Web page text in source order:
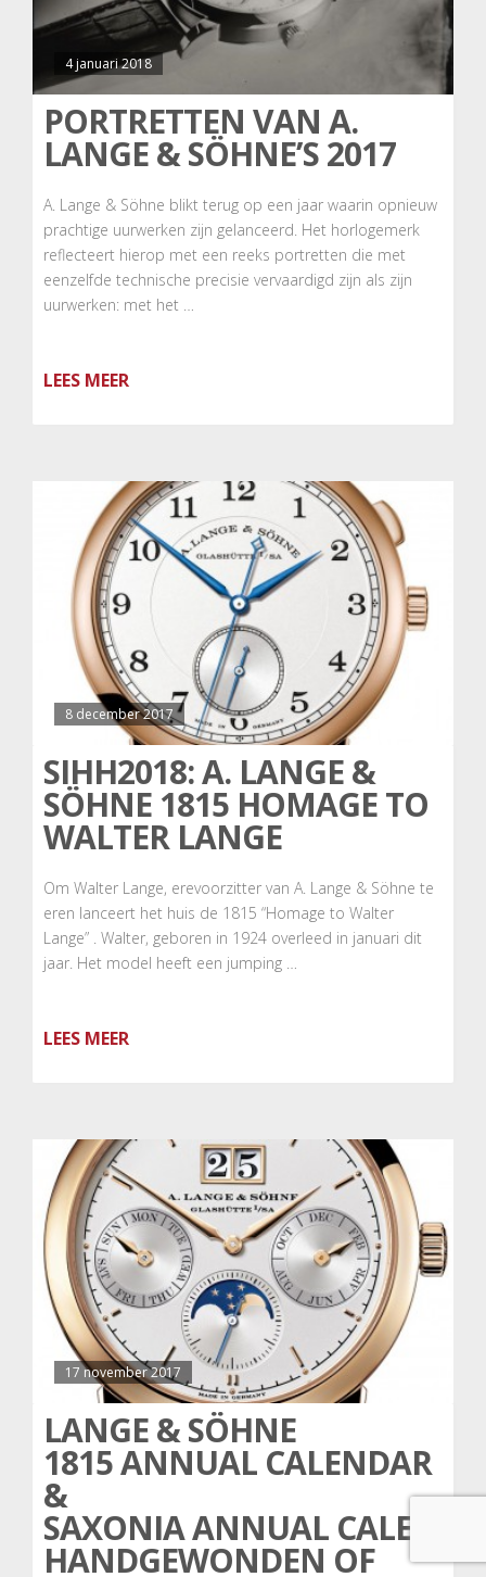
4 januari 2018
PORTRETTEN VAN A.
LANGE & SÖHNE’S 2017
A. Lange & Söhne blikt terug op een jaar waarin opnieuw
prachtige uurwerken zijn gelanceerd. Het horlogemerk
reflecteert hierop met een reeks portretten die met
eenzelfde technische precisie vervaardigd zijn als zijn
uurwerken: met het …
LEES MEER
8 december 2017
SIHH2018: A. LANGE &
SÖHNE 1815 HOMAGE TO
WALTER LANGE
Om Walter Lange, erevoorzitter van A. Lange & Söhne te
eren lanceert het huis de 1815 “Homage to Walter
Lange” . Walter, geboren in 1924 overleed in januari dit
jaar. Het model heeft een jumping …
LEES MEER
17 november 2017
LANGE & SÖHNE
1815 ANNUAL CALENDAR
&
SAXONIA ANNUAL
HANDGEWONDEN OF